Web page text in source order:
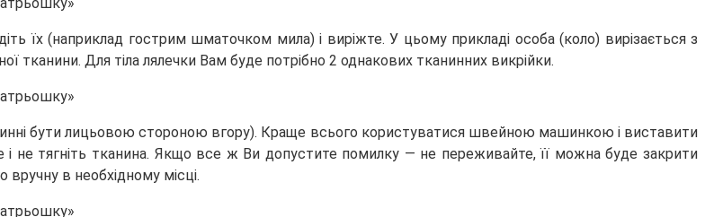
їх (наприклад гострим шматочком мила) і виріжте. У цьому прикладі особа (коло) вирізається з
Для тіла лялечки Вам буде потрібно 2 однакових тканинних викрійки.
бути лицьовою стороною вгору). Краще всього користуватися швейною машинкою і виставити
і не тягніть тканина. Якщо все ж Ви допустите помилку — не переживайте, її можна буде закрити
в необхідному місці.